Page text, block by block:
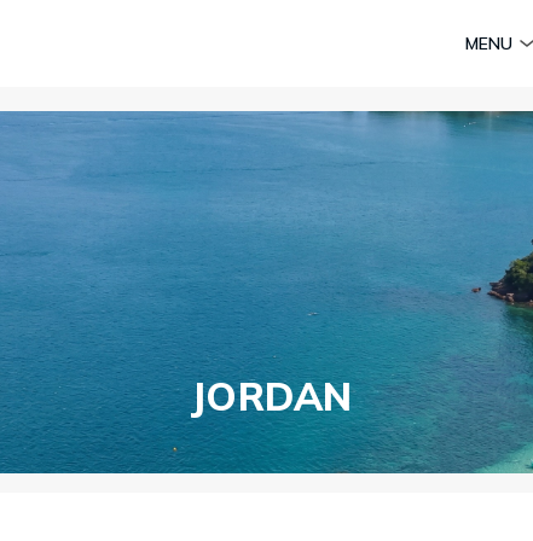
MENU
Vietravel MICE
Vietravel Loyalty
JORDAN